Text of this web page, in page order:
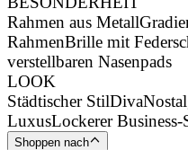
Rahmen aus Metall
RahmenBrille mit
verstellbaren Nasenpads
LOOK
Städtischer StilDiva
LuxusLockerer Business-
Shoppen nach